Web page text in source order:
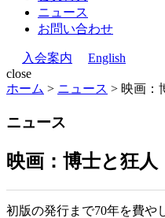
ニュース
お問い合わせ
入会案内
English
close
ホーム > ニュース > 映画：
ニュース
映画：博士と狂人
初版の発行まで70年を費や